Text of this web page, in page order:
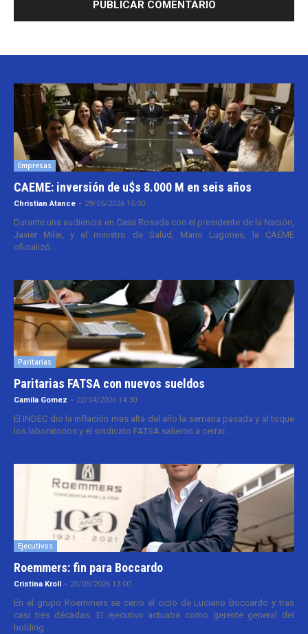
Empresas
CAEME: inversión de u$s 8.000 M en seis años
Christian Atance - 29/05/2026 15:00
Durante una audiencia en Casa Rosada con el presidente de la Nación,
Javier Milei, y el ministro de Salud, Mario Lugones, la CAEME
oficializó...
Paritarias
Paritarias FATSA con nuevos sueldos
Camila Gomez - 22/04/2026 14:30
El INDEC dio la inflación más alta del año la semana pasada y al toque
los laboratorios y el sindicato FATSA salieron a cerrar...
Ejecutivos
Roemmers: fin para Boccardo
Cristina Kroll - 20/05/2026 13:00
En el grupo Roemmers se cerró el ciclo de Luciano Boccardo y tras
casi tres décadas. El ejecutivo actuaba como gerente general del
holding...